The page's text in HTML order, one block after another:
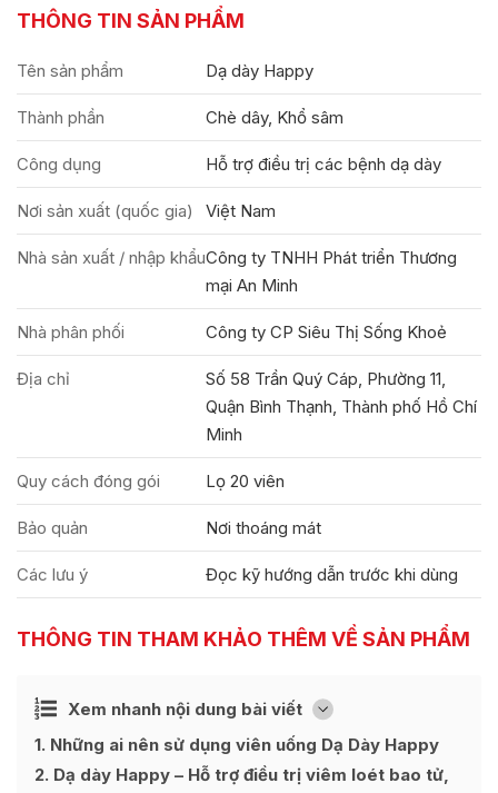
THÔNG TIN SẢN PHẨM
Tên sản phẩm Dạ dày Happy
Thành phần Chè dây, Khổ sâm
Công dụng Hỗ trợ điều trị các bệnh dạ dày
Nơi sản xuất (quốc gia) Việt Nam
Nhà sản xuất / nhập khẩuCông ty TNHH Phát triển Thương
mại An Minh
Nhà phân phối Công ty CP Siêu Thị Sống Khoẻ
Địa chỉ
Số 58 Trần Quý Cáp, Phường 11,
Quận Bình Thạnh, Thành phố Hồ Chí
Minh
Quy cách đóng gói Lọ 20 viên
Bảo quản Nơi thoáng mát
Các lưu ý Đọc kỹ hướng dẫn trước khi dùng
THÔNG TIN THAM KHẢO THÊM VỀ SẢN PHẨM
Xem nhanh nội dung bài viết [
Ẩn
1 Những ai nên sử dụng viên uống Dạ Dày Happy
2 Dạ dày Happy – Hỗ trợ điều trị viêm loét bao tử,